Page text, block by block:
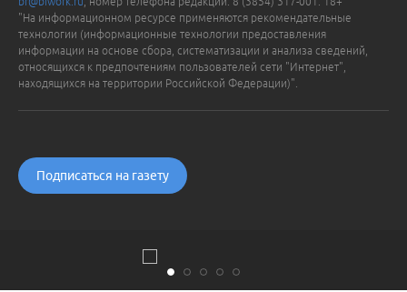
"На информационном ресурсе применяются рекомендательные
технологии (информационные технологии предоставления
информации на основе сбора, систематизации и анализа сведений,
относящихся к предпочтениям пользователей сети "Интернет",
находящихся на территории Российской Федерации)".
Подписаться на газету